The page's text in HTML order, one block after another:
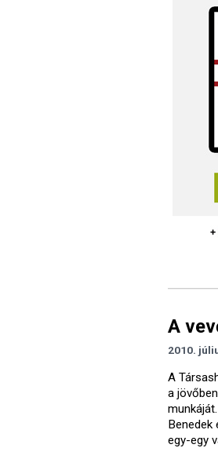
A
2010.
A
a
Benedek
egy-egy